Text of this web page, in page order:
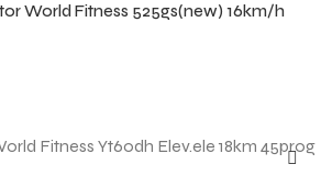
World Fitness 525gs(new) 16km/h